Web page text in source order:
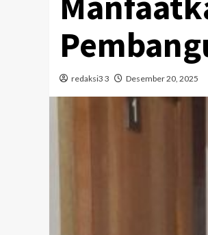
redaksi3 3 Desember 20, 2025